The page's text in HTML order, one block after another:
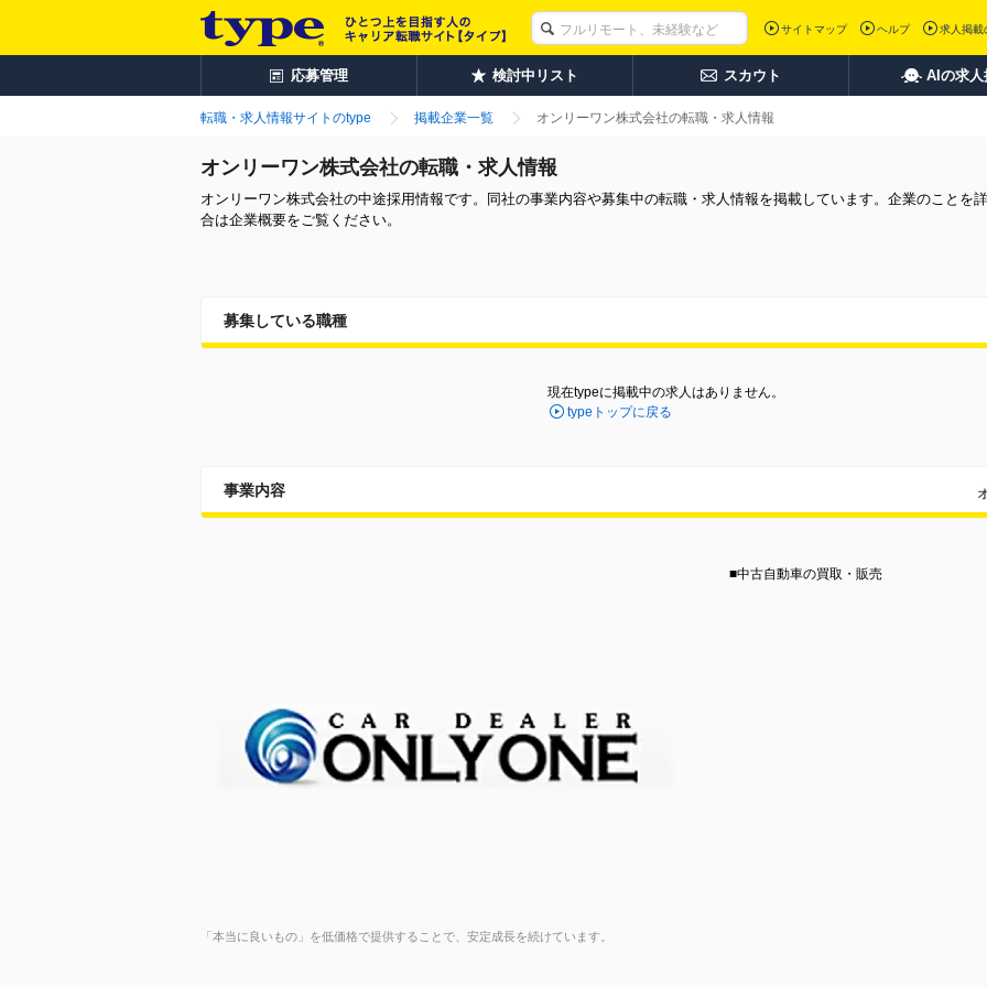
サイトマップ ヘルプ 求人掲載
応募管理 検討中リスト スカウト AIの求人
転職・求人情報サイトのtype 掲載企業一覧 オンリーワン株式会社の転職・求人情報
オンリーワン株式会社の転職・求人情報
オンリーワン株式会社の中途採用情報です。同社の事業内容や募集中の転職・求人情報を掲載しています。企業のことを
合は企業概要をご覧ください。
募集している職種
現在typeに掲載中の求人はありません。
typeトップに戻る
事業内容
「本当に良いもの」を低価格で提供することで、安定成長を続けています。
■中古自動車の買取・販売